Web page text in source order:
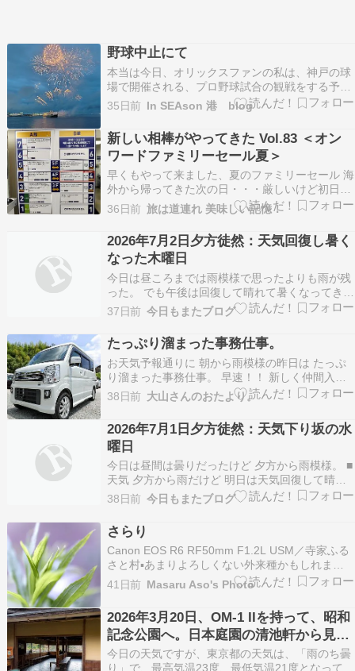
野球中止にて
本当は今日、オリックスファンの私は、神戸の球
場で開催される、プロ野球試合の観戦をする予定
でしたが、天気が雨で、試合中止となりました。
午前中は曇り空で、雨が降ることはなかったので
すが、昼過ぎから激しい雨模様となりました。 神
戸で開催される試合では、５回裏終了後に、花火
が打ち上げ…
35日前 In SEAson 港 blog
新しい相棒がやってきた Vol.83 ＜オン
ワードファミリーセール夏＞
早くもやって来ました、夏のファミリーセール 海
外から帰ってきた次の日・・・厳しいけど初日行
ってみた～ 何とか整理券の番号内に滑り込み
（笑） 朝から雨模様のセール初日 今回は運良く
赤札が出てきたので、赤を中心に買ってみた～ 赤
札を７枚～ 夏用ジャケット、薄手の撥水コートも
入手！…
36日前 旅は道連れ 美味しい記憶！
2026年7月2日夕方徒然：天気回復し暑く
なった木曜日
今日は昼ころまでは雨模様で思ったよりも雨が残
った。 でも午後は回復して晴れて暑くなってき
た。 ■Netflix 久しぶりに契約をした。 2ヶ月間く
らい契約しようかと思っている。 まあぼちぼち見
ていければいいなあ。 Huluは7月1日で解約し
た。 ■テラリア 深く探索してたら落下…
37日前 今日もまたブログ
たっぷり溜まった事務仕事。
お天気予報通りに 朝から雨模様の昨日は たっぷ
り溜まった事務仕事。 早速！！ 新しく仲間入り
した素敵中古車さんたち インターネットさんへデ
ビュー戦の 猛アピール開始です。 コツコツの作
業で 室内空っぽからの ピカピカ仕上げで とって
も素敵に仕上がった各インテリア！！ 昨日より
…
38日前 大山さんのおたより。
2026年7月1日夕方徒然：天気下り坂の水
曜日
今日は昼間は曇りだったけど 夕方から雨模様。 ■
天気 夕方から雨だけど 明日は天気回復して晴れ
るようだ。 あまり長続きする雨ではないようだ。
今はまだ梅雨だよなあ。 梅雨明けはいつくらいだ
ろうか。 ■冷蔵庫 また調子が悪いんだなあ。 と
いうかもう駄目かもしれない。 同じクラスの…
38日前 今日もまたブログ
さらり
Canon EOS R6 RF50mm F1.2L USM／寺家ふる
さと村▪️️️️あまりよろしくない外来種かもしれませ
ん、それでもふわっと柔らかな表情を美しく感じ
ていました。印象のままに。これもまた池畔で見
つけたシーン。近くまで寄れたので、アングルや
フォーカスポイントをいろいろ…
41日前 Masaru Aso's Photo
2026年3月20日、OM-1 IIを持って、昭和
記念公園へ。日本庭園の清池軒から見る
池から。その１１
今日の天気ですが、東京都の天気は、「雨のち曇
り」で、最高気温23度、最低気温21度となってい